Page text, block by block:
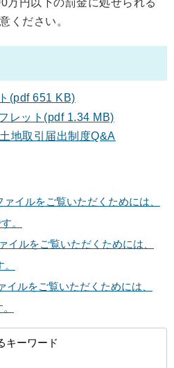
ください。
(pdf 651 KB)
レット(pdf 1.34 MB)
地取引届出制度Q&A
ァイルをご覧いただくためには、
。
イルをご覧いただくためには、
イルをご覧いただくためには、
キーワード